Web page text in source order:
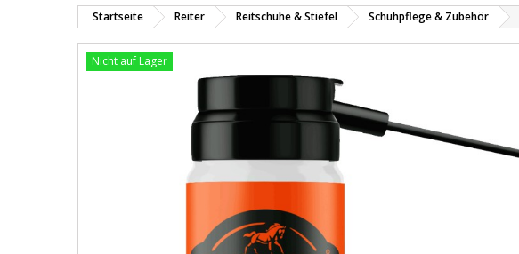
Startseite Reiter Reitschuhe & Stiefel Schuhpflege & Zubehör
Nicht auf Lager